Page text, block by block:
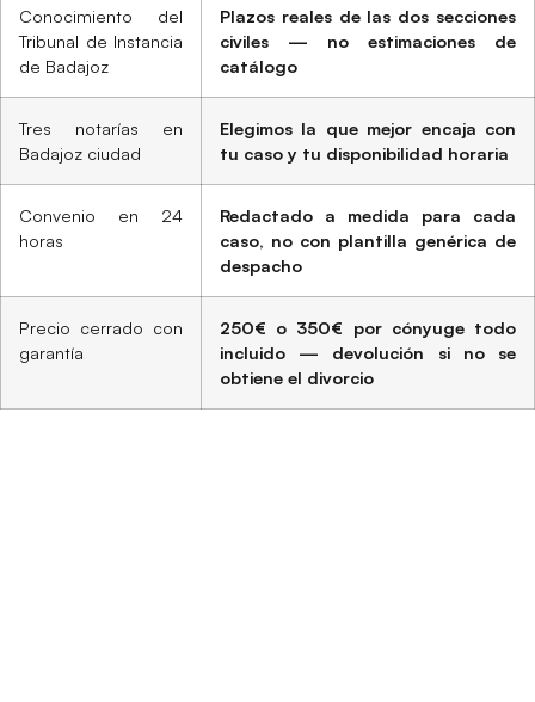
Conocimiento del
Tribunal de Instancia
de Badajoz
Plazos reales de las dos secciones
civiles — no estimaciones de
catálogo
Tres notarías en
Badajoz ciudad
Elegimos la que mejor encaja con
tu caso y tu disponibilidad horaria
Convenio en 24
horas
Redactado a medida para cada
caso, no con plantilla genérica de
despacho
Precio cerrado con
garantía
250€ o 350€ por cónyuge todo
incluido — devolución si no se
obtiene el divorcio